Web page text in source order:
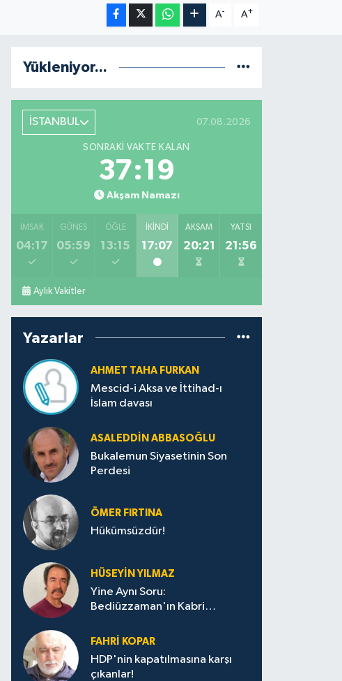
A- A+
Yükleniyor...
İSTANBUL 07.08.2026
SONRAKI VAKTE KALAN
37:18
Akşam Namazı
İMSAK
04:17
GÜNEŞ
05:59
ÖĞLE
13:15
İKINDI
17:07
AKŞAM
20:21
YATSI
21:56
Aylık Vakitler
Yazarlar
AHMET TAHA FURKAN
Mescid-i Aksa ve İttihad-ı
İslam davası
ASALEDDIN ABBASOĞLU
Bukalemun Siyasetinin Son
Perdesi
ÖMER FIRTINA
Hükümsüzdür!
HÜSEYIN YILMAZ
Yine Aynı Soru:
Bediüzzaman'ın Kabri
FAHRI KOPAR
HDP'nin kapatılmasına karşı
çıkanlar!